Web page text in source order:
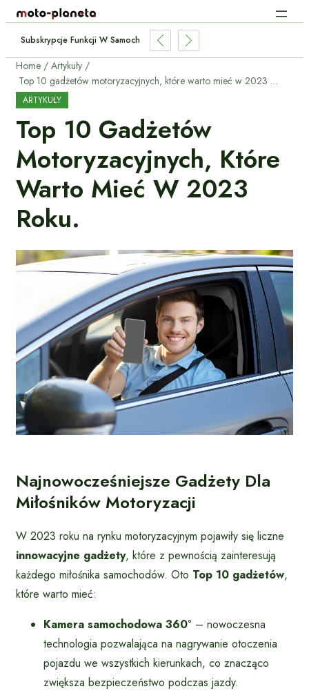
Subskrypcje Funkcji W Samochodach: Płacić Za Podgrzewane Fotele Co
Home
Artykuły
Top 10 gadżetów motoryzacyjnych, które warto mieć w 2023 roku.
ARTYKUŁY
Top 10 Gadżetów
Motoryzacyjnych, Które
Warto Mieć W 2023
Roku.
Najnowocześniejsze Gadżety Dla
Miłośników Motoryzacji
W 2023 roku na rynku motoryzacyjnym pojawiły się liczne
innowacyjne gadżety, które z pewnością zainteresują
każdego miłośnika samochodów. Oto Top 10 gadżetów,
które warto mieć:
Kamera samochodowa 360° – nowoczesna
technologia pozwalająca na nagrywanie otoczenia
pojazdu we wszystkich kierunkach, co znacząco
zwiększa bezpieczeństwo podczas jazdy.